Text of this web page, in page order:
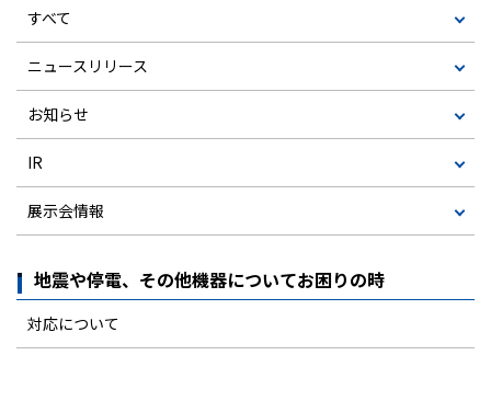
すべて
ニュースリリース
お知らせ
IR
展示会情報
地震や停電、その他機器についてお困りの時
対応について